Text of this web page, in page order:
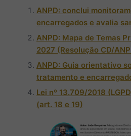
ANPD: conclui
encarregados e avalia
ANPD: Mapa de Temas
2027 (Resolução CD/
ANPD: Guia orientativo
tratamento e
Lei nº 13.709/2018
(art. 18 e 19)